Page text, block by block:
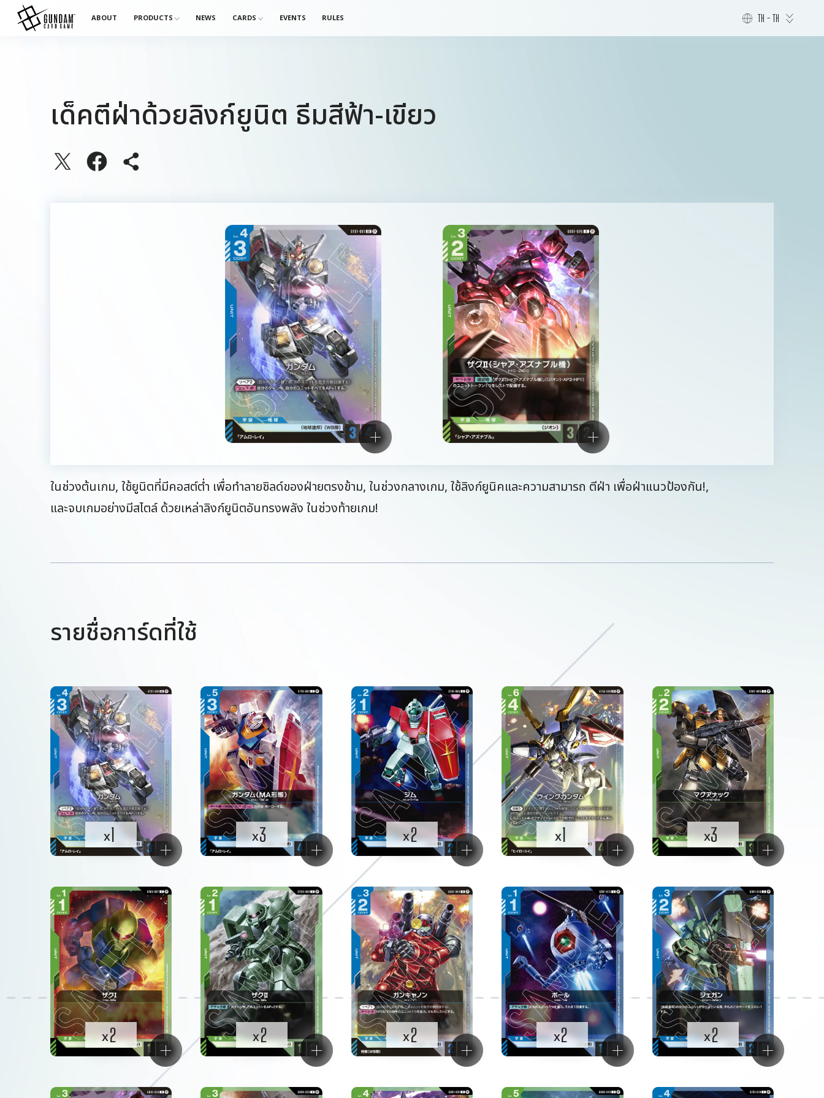
ABOUT PRODUCTS NEWS CARDS EVENTS RULES TH - TH
เด็คตีฝ่าด้วยลิงก์ยูนิต ธีมสีฟ้า-เขียว
ในช่วงต้นเกม, ใช้ยูนิตที่มีคอสต์ต่ำ เพื่อทำลายชิลด์ของฝ่ายตรงข้าม, ในช่วงกลางเกม, ใช้ลิงก์ยูนิคและความสามารถ ตีฝ่า เพื่อฝ่าแนวป้องกัน!,
และจบเกมอย่างมีสไตล์ ด้วยเหล่าลิงก์ยูนิตอันทรงพลัง ในช่วงท้ายเกม!
รายชื่อการ์ดที่ใช้
x1 x3 x2 x1 x3
x2 x2 x2 x2 x2